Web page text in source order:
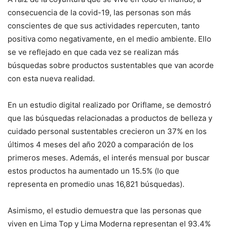
consecuencia de la covid-19, las personas son más
conscientes de que sus actividades repercuten, tanto
positiva como negativamente, en el medio ambiente. Ello
se ve reflejado en que cada vez se realizan más
búsquedas sobre productos sustentables que van acorde
con esta nueva realidad.
En un estudio digital realizado por Oriflame, se demostró
que las búsquedas relacionadas a productos de belleza y
cuidado personal sustentables crecieron un 37% en los
últimos 4 meses del año 2020 a comparación de los
primeros meses. Además, el interés mensual por buscar
estos productos ha aumentado un 15.5% (lo que
representa en promedio unas 16,821 búsquedas).
Asimismo, el estudio demuestra que las personas que
viven en Lima Top y Lima Moderna representan el 93.4%